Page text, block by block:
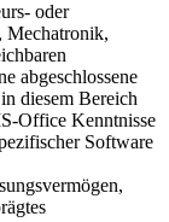
oder
Mechatronik,
abgeschlossene
diesem Bereich
Office Kenntnisse
Software